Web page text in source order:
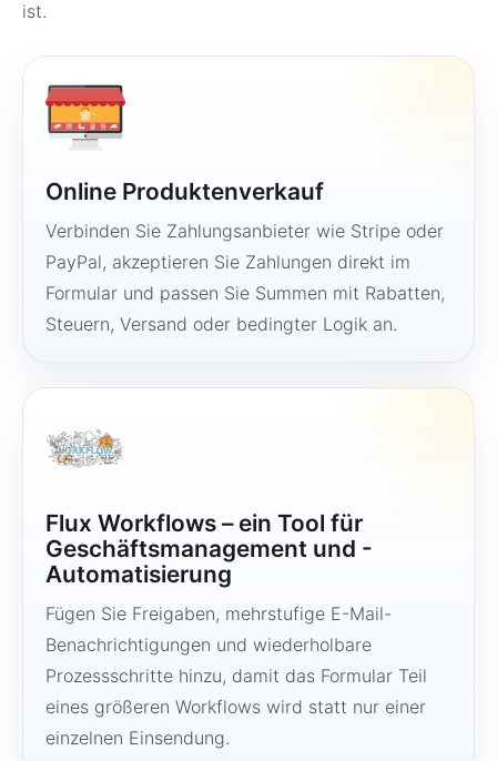
ist.
Online Produktenverkauf
Verbinden Sie Zahlungsanbieter wie Stripe oder
PayPal, akzeptieren Sie Zahlungen direkt im
Formular und passen Sie Summen mit Rabatten,
Steuern, Versand oder bedingter Logik an.
Flux Workflows – ein Tool für
Geschäftsmanagement und -
Automatisierung
Fügen Sie Freigaben, mehrstufige E-Mail-
Benachrichtigungen und wiederholbare
Prozessschritte hinzu, damit das Formular Teil
eines größeren Workflows wird statt nur einer
einzelnen Einsendung.